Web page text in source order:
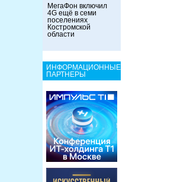
МегаФон включил
4G ещё в семи
поселениях
Костромской
области
ИНФОРМАЦИОННЫЕ
ПАРТНЕРЫ